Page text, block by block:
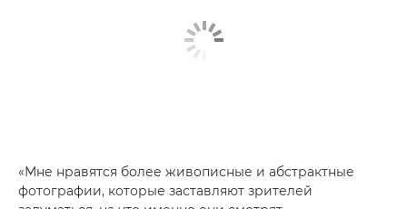
«Мне нравятся более живописные и абстрактные
фотографии, которые заставляют зрителей